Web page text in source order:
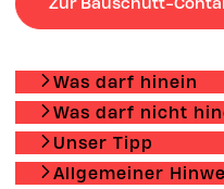
Was darf hinein
Was darf nicht
Unser Tipp
Allgemeiner